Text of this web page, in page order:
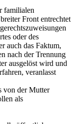
familialen
Front entrechtet
oder des
auch das Faktum,
nach der Trennung
ausgelöst wird und
veranlasst
von der Mutter
als